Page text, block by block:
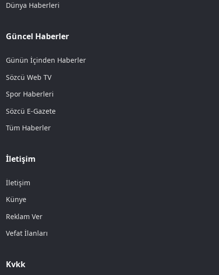
Dünya Haberleri
Güncel Haberler
Günün İçinden Haberler
Sözcü Web TV
Spor Haberleri
Sözcü E-Gazete
Tüm Haberler
İletişim
İletişim
Künye
Reklam Ver
Vefat İlanları
Kvkk